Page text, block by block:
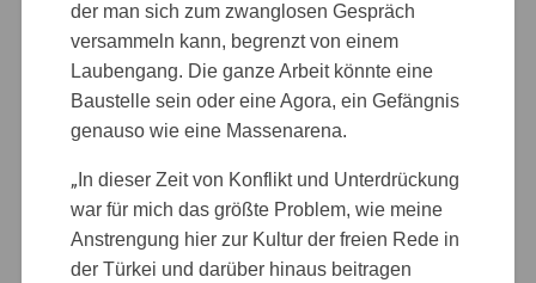
der man sich zum zwanglosen Gespräch
versammeln kann, begrenzt von einem
Laubengang. Die ganze Arbeit könnte eine
Baustelle sein oder eine Agora, ein Gefängnis
genauso wie eine Massenarena.
„ In dieser Zeit von Konflikt und Unterdrückung
war für mich das größte Problem, wie meine
Anstrengung hier zur Kultur der freien Rede in
der Türkei und darüber hinaus beitragen